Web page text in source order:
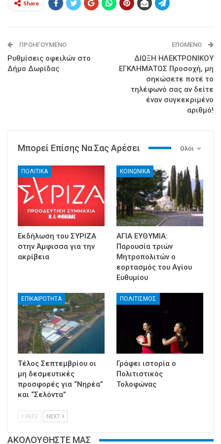
Share
ΠΡΟΗΓΟΎΜΕΝΟ
Ρυθμίσεις οφειλών στο
Δήμο Δωρίδας
ΕΠΌΜΕΝΟ
ΔΙΩΞΗ ΗΛΕΚΤΡΟΝΙΚΟΥ
ΕΓΚΛΗΜΑΤΟΣ Προσοχή, μη
σηκώσετε ποτέ το
τηλέφωνό σας αν δείτε
έναν συγκεκριμένο
αριθμό!
Ολοι
Μπορεί Επίσης Να Σας Αρέσει
ΠΟΛΙΤΙΚΑ
Εκδήλωση του ΣΥΡΙΖΑ
στην Άμφισσα για την
ακρίβεια
ΚΟΙΝΩΝΙΚΑ
ΑΓΙΑ ΕΥΘΥΜΙΑ:
Παρουσία τριών
Μητροπολιτών ο
εορτασμός του Αγίου
Ευθυμίου
ΕΠΙΚΑΙΡΟΤΗΤΑ
Τέλος Σεπτεμβρίου οι
μη δεσμευτικές
προσφορές για “Νηρέα”
και “Σελόντα”
ΠΟΛΙΤΙΣΜΟΣ
Γράφει ιστορία ο
Πολιτιστικός
Τολοφώνας
PREV NEXT
ΑΚΟΛΟΥΘΗΣΤΕ ΜΑΣ